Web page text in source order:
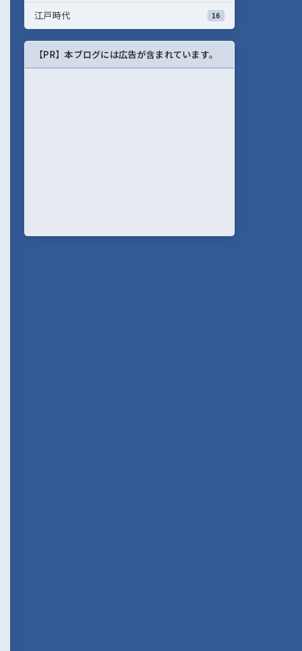
江戸時代 16
【PR】本ブログには広告が含まれています。